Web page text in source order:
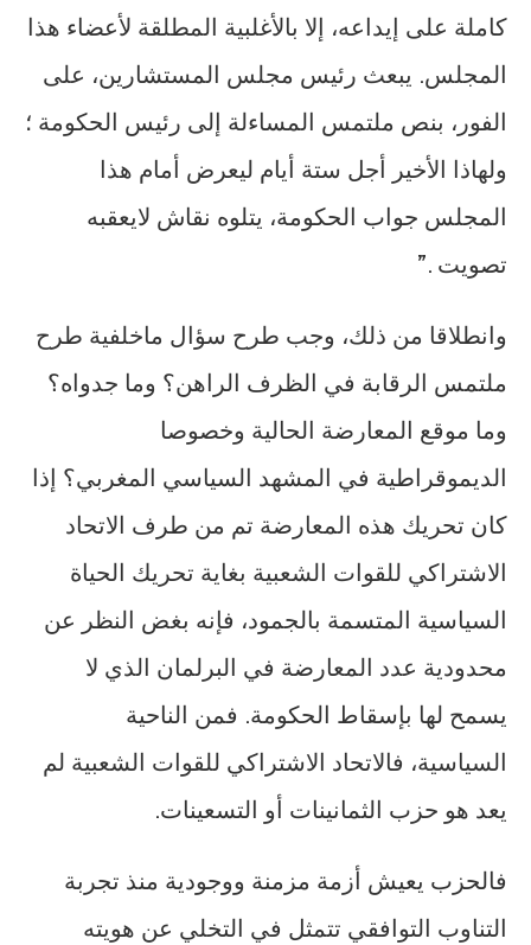
كاملة على إيداعه، إلا بالأغلبية المطلقة لأعضاء هذا
المجلس. يبعث رئيس مجلس المستشارين، على
الفور، بنص ملتمس المساءلة إلى رئيس الحكومة ؛
ولهاذا الأخير أجل ستة أيام ليعرض أمام هذا
المجلس جواب الحكومة، يتلوه نقاش لايعقبه
تصويت .”
وانطلاقا من ذلك، وجب طرح سؤال ماخلفية طرح
ملتمس الرقابة في الظرف الراهن؟ وما جدواه؟
وما موقع المعارضة الحالية وخصوصا
الديموقراطية في المشهد السياسي المغربي؟ إذا
كان تحريك هذه المعارضة تم من طرف الاتحاد
الاشتراكي للقوات الشعبية بغاية تحريك الحياة
السياسية المتسمة بالجمود، فإنه بغض النظر عن
محدودية عدد المعارضة في البرلمان الذي لا
يسمح لها بإسقاط الحكومة. فمن الناحية
السياسية، فالاتحاد الاشتراكي للقوات الشعبية لم
يعد هو حزب الثمانينات أو التسعينات.
فالحزب يعيش أزمة مزمنة ووجودية منذ تجربة
التناوب التوافقي تتمثل في التخلي عن هويته